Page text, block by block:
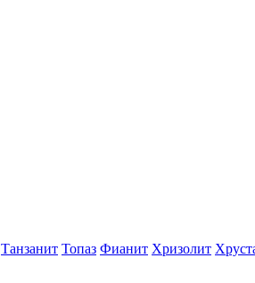
Танзанит Топаз Фианит Хризолит